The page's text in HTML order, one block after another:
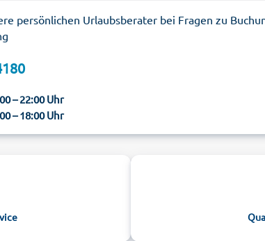
persönlichen Urlaubsberater bei Fragen zu
– 22:00 Uhr
– 18:00 Uhr